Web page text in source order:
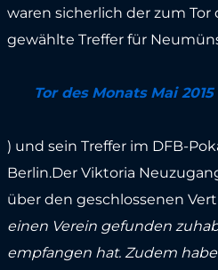
waren sicherlich der zum Tor
gewählte Treffer für
Tor des Monats Mai 2015
) und sein Treffer im DFB-
Berlin.Der Viktoria
über den geschlossenen
einen Verein gefunden
empfangen hat. Zudem